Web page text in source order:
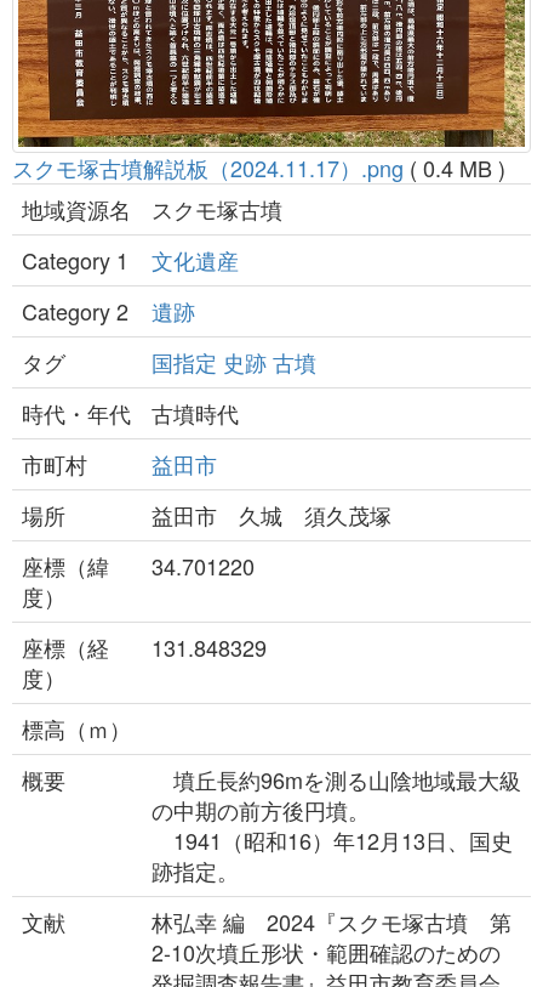
スクモ塚古墳解説板（2024.11.17）.png ( 0.4 MB )
地域資源名
スクモ塚古墳
Category 1
文化遺産
Category 2
遺跡
タグ
国指定 史跡古墳
時代・年代
古墳時代
市町村
益田市
場所
益田市 久城 須久茂塚
座標（緯
度）
34.701220
座標（経
度）
131.848329
標高（ｍ）
概要
墳丘長約96mを測る山陰地域最大級
の中期の前方後円墳。
1941（昭和16）年12月13日、国史
跡指定。
文献
林弘幸 編 2024『スクモ塚古墳 第
2-10次墳丘形状・範囲確認のための